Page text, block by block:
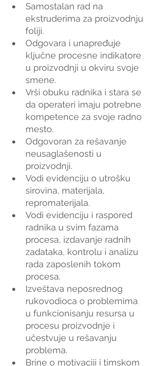
Samostalan rad na
ekstruderima za proizvodnju
foliji.
Odgovara i unapređuje
ključne procesne indikatore
u proizvodnji u okviru svoje
smene.
Vrši obuku radnika i stara se
da operateri imaju potrebne
kompetence za svoje radno
mesto.
Odgovoran za rešavanje
neusaglašenosti u
proizvodnji.
Vodi evidenciju o utrošku
sirovina, materijala,
repromaterijala.
Vodi evidenciju i raspored
radnika u svim fazama
procesa, izdavanje radnih
zadataka, kontrolu i analizu
rada zaposlenih tokom
procesa.
Izveštava neposrednog
rukovodioca o problemima
u funkcionisanju resursa u
procesu proizvodnje i
učestvuje u rešavanju
problema.
Brine o motivaciji i timskom